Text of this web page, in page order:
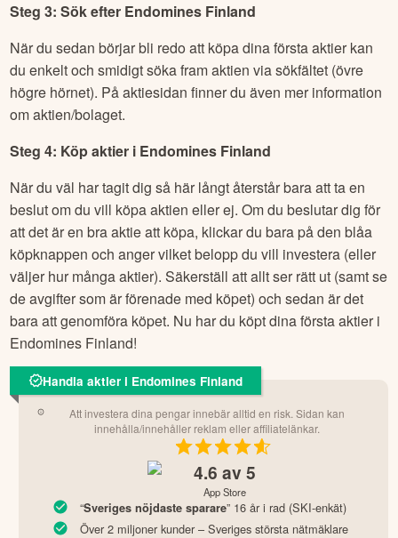
Steg 3: Sök efter Endomines Finland
När du sedan börjar bli redo att köpa dina första aktier kan
du enkelt och smidigt söka fram aktien via sökfältet (övre
högre hörnet). På aktiesidan finner du även mer information
om aktien/bolaget.
Steg 4: Köp aktier i Endomines Finland
När du väl har tagit dig så här långt återstår bara att ta en
beslut om du vill köpa aktien eller ej. Om du beslutar dig för
att det är en bra aktie att köpa, klickar du bara på den blåa
köpknappen och anger vilket belopp du vill investera (eller
väljer hur många aktier). Säkerställ att allt ser rätt ut (samt se
de avgifter som är förenade med köpet) och sedan är det
bara att genomföra köpet. Nu har du köpt dina första aktier i
Endomines Finland!
Handla aktier i Endomines Finland
Att investera dina pengar innebär alltid en risk. Sidan kan
innehålla/innehåller reklam eller affiliatelänkar.
4.6 av 5
App Store
“Sveriges nöjdaste sparare” 16 år i rad (SKI-enkät)
Över 2 miljoner kunder – Sveriges största nätmäklare